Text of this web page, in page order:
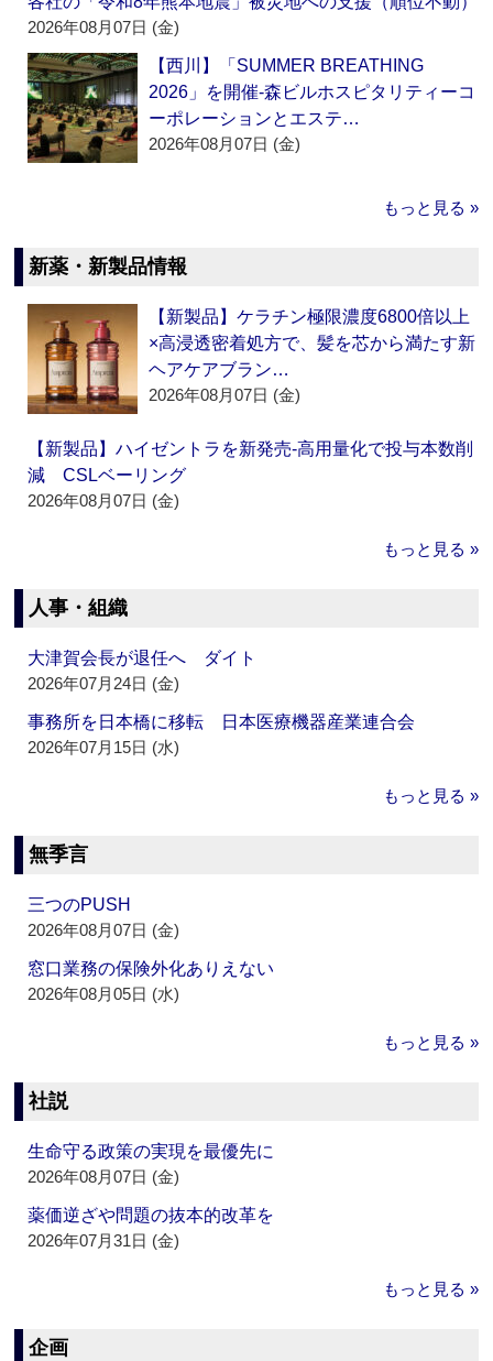
2026年08月07日 (金)
【西川】「SUMMER BREATHING
2026」を開催‐森ビルホスピタリティーコ
ーポレーションとエステ…
2026年08月07日 (金)
もっと見る »
新薬・新製品情報
【新製品】ケラチン極限濃度6800倍以上
×高浸透密着処方で、髪を芯から満たす新
ヘアケアブラン…
2026年08月07日 (金)
【新製品】ハイゼントラを新発売‐高用量化で投与本数削
減 CSLベーリング
2026年08月07日 (金)
もっと見る »
人事・組織
大津賀会長が退任へ ダイト
2026年07月24日 (金)
事務所を日本橋に移転 日本医療機器産業連合会
2026年07月15日 (水)
もっと見る »
無季言
三つのPUSH
2026年08月07日 (金)
窓口業務の保険外化ありえない
2026年08月05日 (水)
もっと見る »
社説
生命守る政策の実現を最優先に
2026年08月07日 (金)
薬価逆ざや問題の抜本的改革を
2026年07月31日 (金)
もっと見る »
企画